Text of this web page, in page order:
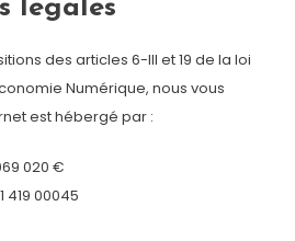
légales
des articles 6-III et 19 de la loi
Numérique, nous vous
est hébergé par :
020 €
419 00045